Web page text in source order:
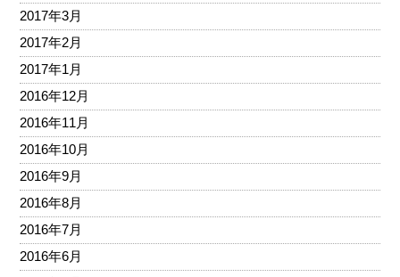
2017年3月
2017年2月
2017年1月
2016年12月
2016年11月
2016年10月
2016年9月
2016年8月
2016年7月
2016年6月